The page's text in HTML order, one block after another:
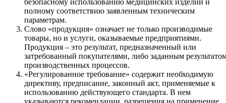
полному соответствию заявленным техническим
параметрам.
Слово «продукция» означает не только производимые
товары, но и услуги, оказываемые предприятиями.
Продукция – это результат, предназначенный или
затребованный покупателями, либо заданным
производственных процессов.
«Регулированное требование» содержит необходимую
директиву, предписание, законный акт, применяемые к
использованию действующего стандарта. В нем
указываются рекомендации, разрешения на применение